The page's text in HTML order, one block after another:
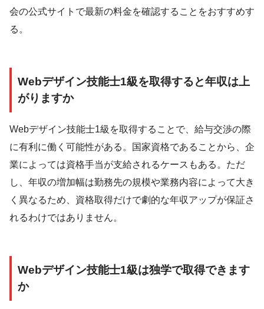
会の公式サイトで最新の料金を確認することをおすすめす
る。
Webデザイン技能士1級を取得すると年収は上
がりますか
Webデザイン技能士1級を取得することで、給与交渉の際
に有利に働く可能性がある。国家資格であることから、企
業によっては資格手当が支給されるケースもある。ただ
し、年収の増加幅は勤務先の規模や業務内容によって大き
く異なるため、資格取得だけで劇的な年収アップが保証さ
れるわけではありません。
Webデザイン技能士1級は独学で取得できます
か